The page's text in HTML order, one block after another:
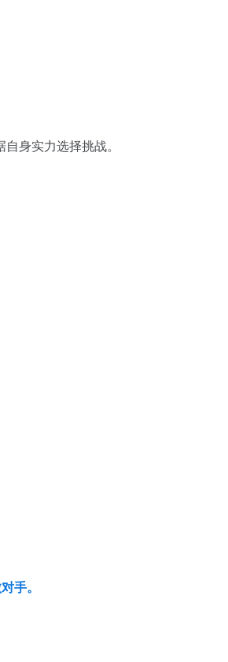
身实力选择挑战。
手。